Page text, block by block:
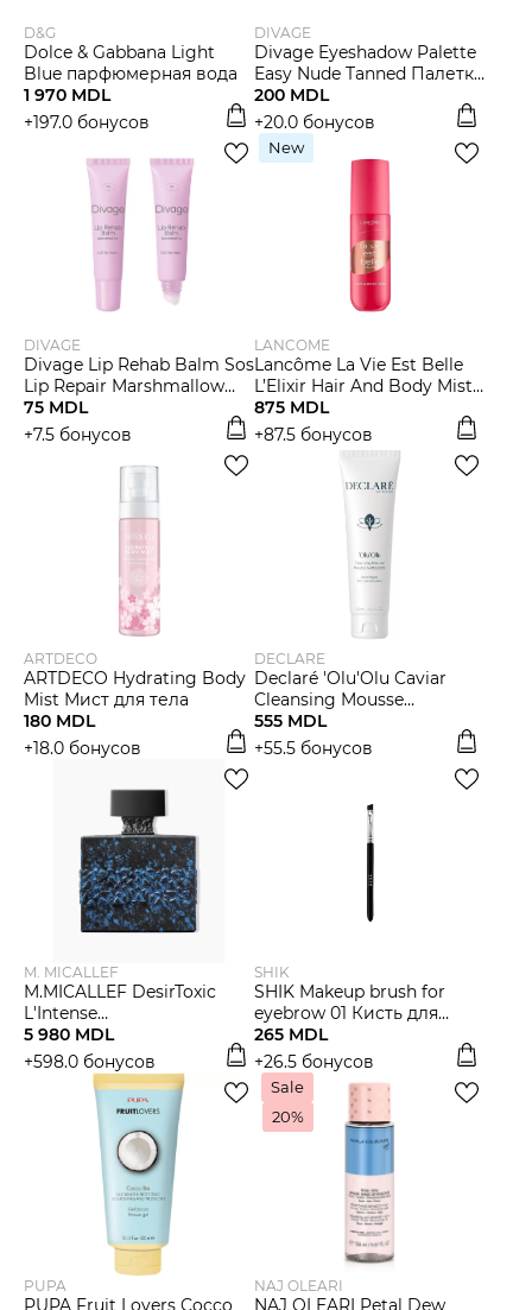
D&G
Dolce & Gabbana Light
Blue парфюмерная вода
1 970 MDL
+197.0 бонусов
DIVAGE
Divage Eyeshadow Palette
Easy Nude Tanned Палетка
теней для век
200 MDL
+20.0 бонусов
DIVAGE
Divage Lip Rehab Balm Sos
Lip Repair Marshmallow
Бальзам для губ
75 MDL
+7.5 бонусов
New
LANCOME
Lancôme La Vie Est Belle
L’Elixir Hair And Body Mist
Спрей для волос и тела
875 MDL
+87.5 бонусов
ARTDECO
ARTDECO Hydrating Body
Mist Мист для тела
180 MDL
+18.0 бонусов
DECLARE
Declaré 'Olu'Olu Caviar
Cleansing Mousse
Очищающий мусс
555 MDL
+55.5 бонусов
M. MICALLEF
M.MICALLEF DesirToxic
L'Intense
Парфюмированная вода
для мужчин
5 980 MDL
+598.0 бонусов
SHIK
SHIK Makeup brush for
eyebrow 01 Кисть для
оформления бровей
265 MDL
+26.5 бонусов
PUPA
PUPA Fruit Lovers Cocco
Sale
20%
NAJ OLEARI
NAJ OLEARI Petal Dew